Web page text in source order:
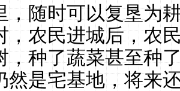
，随时可以复垦为
，农民进城后，农
，种了蔬菜甚至种
然是宅基地，将来